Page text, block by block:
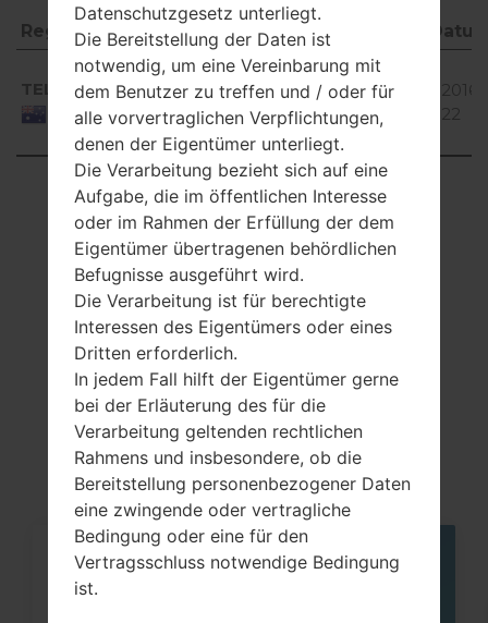
Region Dateiname OS
Region
Dateiname OS Größe
TEL
Australia
P655K10C_00.kdz
Android
4.1-4.3
Jelly
Bean
737.79
MiB
2016-
22
Showing 1 to 1 of 1 entries
Previous 1 Next
Artikel
LGP655K(LGP655K)
akaLG Optimus F3
Datenschutzgesetz unterliegt.
Die Bereitstellung der Daten ist
notwendig, um eine Vereinbarung mit
dem Benutzer zu treffen und / oder für
alle vorvertraglichen Verpflichtungen,
denen der Eigentümer unterliegt.
Die Verarbeitung bezieht sich auf eine
Aufgabe, die im öffentlichen Interesse
oder im Rahmen der Erfüllung der dem
Eigentümer übertragenen behördlichen
Befugnisse ausgeführt wird.
Die Verarbeitung ist für berechtigte
Interessen des Eigentümers oder eines
Dritten erforderlich.
In jedem Fall hilft der Eigentümer gerne
bei der Erläuterung des für die
Verarbeitung geltenden rechtlichen
Rahmens und insbesondere, ob die
Bereitstellung personenbezogener Daten
eine zwingende oder vertragliche
Bedingung oder eine für den
Vertragsschluss notwendige Bedingung
ist.